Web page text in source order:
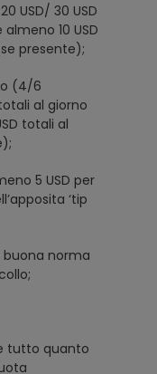
USD/ 30 USD
10 USD
presente);
(4/6
al giorno
totali al
5 USD per
‘tip
buona norma
tutto quanto